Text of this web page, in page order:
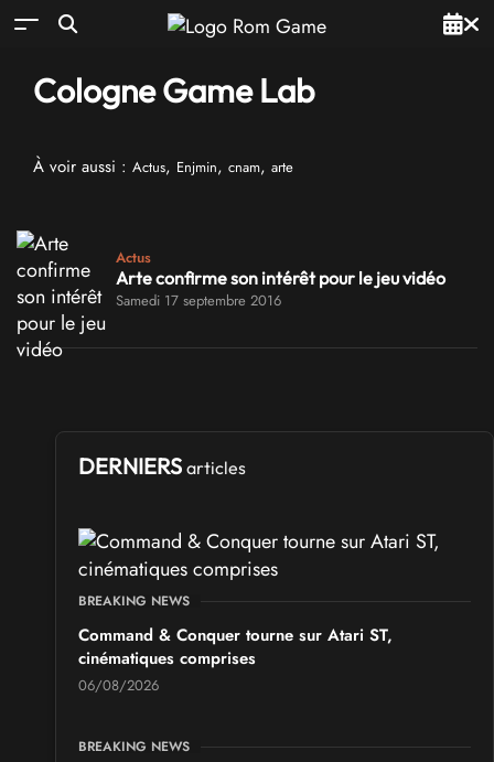
Cologne Game Lab
À voir aussi : Actus, Enjmin, cnam, arte
Actus
Arte confirme son intérêt pour le jeu vidéo
Samedi 17 septembre 2016
DERNIERS articles
BREAKING NEWS
Command & Conquer tourne sur Atari ST,
cinématiques comprises
06/08/2026
BREAKING NEWS